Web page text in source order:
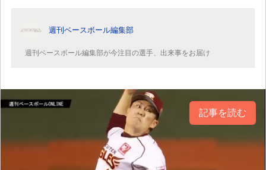
週刊ベースボール編集部
週刊ベースボール編集部が今注目の選手、出来事をお届け
記事を読む